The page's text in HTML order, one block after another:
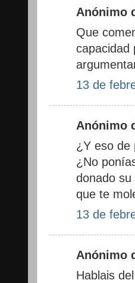
Anónimo
Que
capacidad
13 de
Anónimo
¿Y eso de
¿No
donado
que te
13 de
Anónimo
Hablais